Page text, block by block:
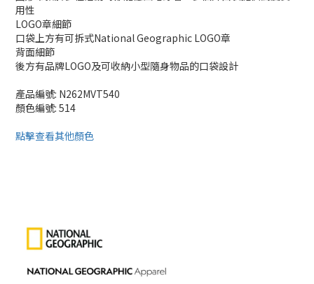
用性
LOGO章細節
口袋上方有可拆式National Geographic LOGO章
背面細節
後方有品牌LOGO及可收納小型隨身物品的口袋設計
產品編號: N262MVT540
顏色編號: 514
點擊查看其他顏色